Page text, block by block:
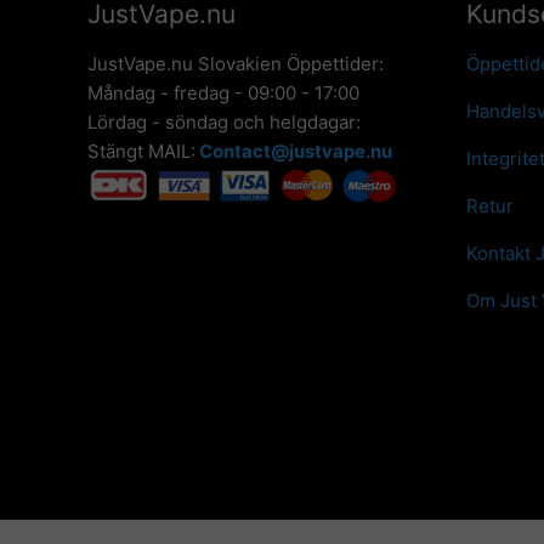
JustVape.nu
JustVape.nu Slovakien Öppettider:
Måndag - fredag - 09:00 - 17:00
Lördag - söndag och helgdagar:
Stängt MAIL: Contact@justvape.nu
Retur
Kontakt
Om Just